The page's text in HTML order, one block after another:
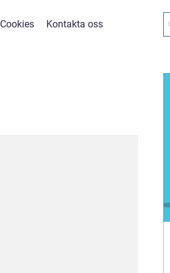
Cookies Kontakta oss